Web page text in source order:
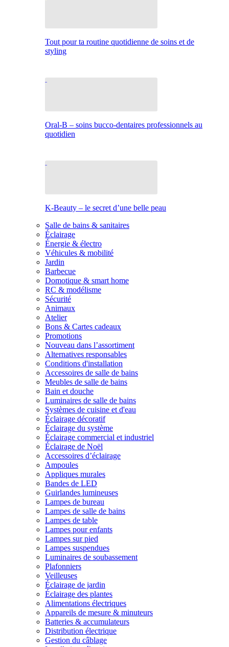
Tout pour ta routine quotidienne de soins et de
styling
Oral-B – soins bucco-dentaires professionnels au
quotidien
K-Beauty – le secret d’une belle peau
Salle de bains & sanitaires
Éclairage
Énergie & électro
Véhicules & mobilité
Jardin
Barbecue
Domotique & smart home
RC & modélisme
Sécurité
Animaux
Atelier
Bons & Cartes cadeaux
Promotions
Nouveau dans l’assortiment
Alternatives responsables
Conditions d'installation
Accessoires de salle de bains
Meubles de salle de bains
Bain et douche
Luminaires de salle de bains
Systèmes de cuisine et d'eau
Éclairage décoratif
Éclairage du système
Éclairage commercial et industriel
Éclairage de Noël
Accessoires d’éclairage
Ampoules
Appliques murales
Bandes de LED
Guirlandes lumineuses
Lampes de bureau
Lampes de salle de bains
Lampes de table
Lampes pour enfants
Lampes sur pied
Lampes suspendues
Luminaires de soubassement
Plafonniers
Veilleuses
Éclairage de jardin
Éclairage des plantes
Alimentations électriques
Appareils de mesure & minuteurs
Batteries & accumulateurs
Distribution électrique
Gestion du câblage